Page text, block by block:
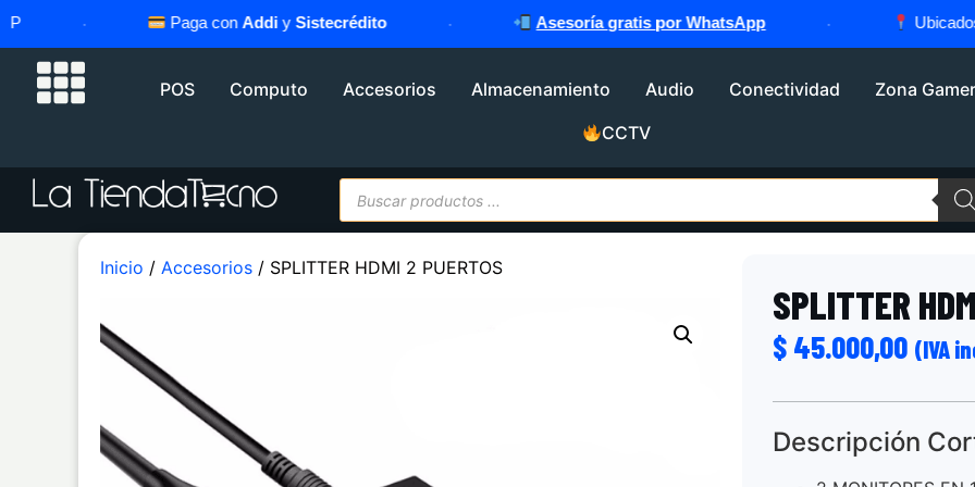
Paga conAddiySistecrédito Asesoría gratis por WhatsApp Ubicados en
POS Computo Accesorios Almacenamiento Audio Conectividad Zona Gamer
CCTV
Inicio / Accesorios / SPLITTER HDMI 2 PUERTOS
SPLITTER
$ 45.000,00 (IVA
Descripción